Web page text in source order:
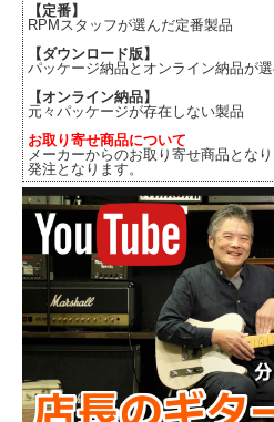
【定番】
RPMスタッフが選んだ定番製品
【ダウンロード版】
パッケージ納品とオンライン納品が
【オンライン納品】
元々パッケージが存在しない製品
お取り寄せ商品について
メーカーからのお取り寄せ商品とな
発注となります。